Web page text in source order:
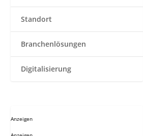
Standort
Branchenlösungen
Digitalisierung
Anzeigen